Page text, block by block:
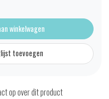
winkelwagen
toevoegen
op over dit product